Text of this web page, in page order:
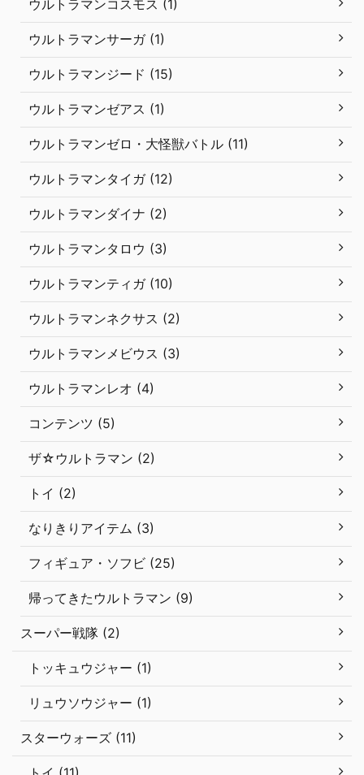
ウルトラマンコスモス (1)
ウルトラマンサーガ (1)
ウルトラマンジード (15)
ウルトラマンゼアス (1)
ウルトラマンゼロ・大怪獣バトル (11)
ウルトラマンタイガ (12)
ウルトラマンダイナ (2)
ウルトラマンタロウ (3)
ウルトラマンティガ (10)
ウルトラマンネクサス (2)
ウルトラマンメビウス (3)
ウルトラマンレオ (4)
コンテンツ (5)
ザ☆ウルトラマン (2)
トイ (2)
なりきりアイテム (3)
フィギュア・ソフビ (25)
帰ってきたウルトラマン (9)
スーパー戦隊 (2)
トッキュウジャー (1)
リュウソウジャー (1)
スターウォーズ (11)